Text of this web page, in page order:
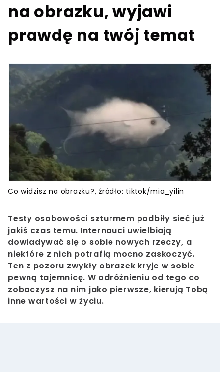
na obrazku, wyjawi
prawdę na twój temat
Co widzisz na obrazku?, źródło: tiktok/mia_yilin
Testy osobowości szturmem podbiły sieć już
jakiś czas temu. Internauci uwielbiają
dowiadywać się o sobie nowych rzeczy, a
niektóre z nich potrafią mocno zaskoczyć.
Ten z pozoru zwykły obrazek kryje w sobie
pewną tajemnicę. W odróżnieniu od tego co
zobaczysz na nim jako pierwsze, kierują Tobą
inne wartości w życiu.